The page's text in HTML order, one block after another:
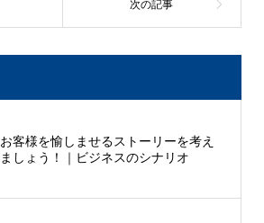
お客様を愉しませるストーリーを考え
ましょう！｜ビジネスのシナリオ